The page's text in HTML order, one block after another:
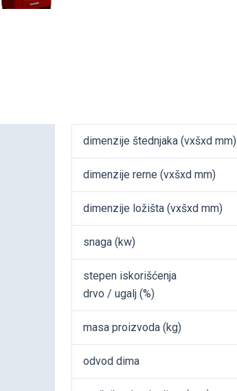
dimenzije štednjaka (vxšxd mm)
dimenzije rerne (vxšxd mm)
dimenzije ložišta (vxšxd mm)
snaga (kw)
stepen iskorišćenja
drvo / ugalj (%)
masa proizvoda (kg)
odvod dima